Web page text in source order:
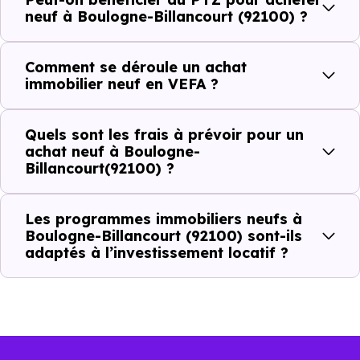
Combien coûte un logement à Boulogne-
Billancourt (92100) ?
prix à connaître pour un achat immobilier à Boulogne-
Billancourt (92100) :
Prix
minimum
Prix
moyen
Prix
maximum
neuf à Boulogne-Billancourt (92100) ?
Comment se déroule un achat
immobilier neuf en VEFA ?
Quels sont les frais à prévoir pour un
achat neuf à Boulogne-
Billancourt(92100) ?
Les programmes immobiliers neufs à
Boulogne-Billancourt (92100) sont-ils
adaptés à l’investissement locatif ?